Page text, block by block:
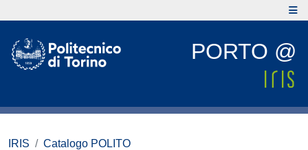
PORTO @
IRIS
Catalogo POLITO